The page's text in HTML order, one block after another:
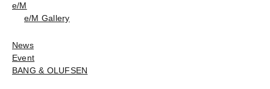
e/M
e/M Gallery
News
Event
BANG & OLUFSEN